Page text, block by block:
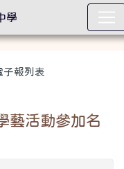
子報列表
藝活動參加名
學